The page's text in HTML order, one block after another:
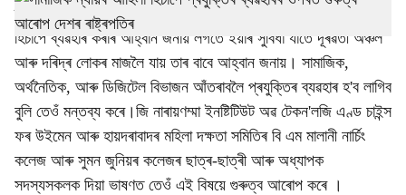
h
a
r
e
ৰাষ্ট্ৰপতি দ্ৰৌপদী মুৰ্মুৱে বৃহস্পতিবাৰে প্ৰযুক্তিক সামাজিক ন্যায়ৰ আহিলা
হিচাপে ব্যৱহাৰ কৰাৰ আহ্বান জনায় লগতে ইয়াৰ সুবিধা যাতে দূৰৱৰ্তী অঞ্চল
আৰু দৰিদ্ৰ লোকৰ মাজলৈ যায় তাৰ বাবে আহ্বান জনায়। সামাজিক,
অৰ্থনৈতিক, আৰু ডিজিটেল বিভাজন আঁতৰাবলৈ প্ৰযুক্তিৰ ব্যৱহাৰ হ'ব লাগিব
বুলি তেওঁ মন্তব্য কৰে।জি নাৰায়ণম্মা ইনষ্টিটিউট অৱ টেকন'লজি এণ্ড চাইন্স
ফৰ উইমেন আৰু হায়দৰাবাদৰ মহিলা দক্ষতা সমিতিৰ বি এম মালানী নাৰ্চিং
কলেজ আৰু সুমন জুনিয়ৰ কলেজৰ ছাত্ৰ-ছাত্ৰী আৰু অধ্যাপক
সদস্যসকলক দিয়া ভাষণত তেওঁ এই বিষয়ে গুৰুত্ব আৰোপ কৰে ।